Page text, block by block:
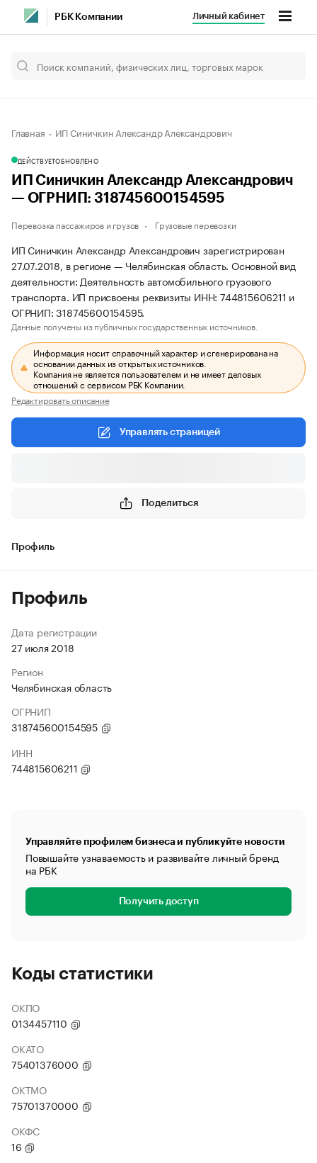
РБК Компании Личный кабинет
Главная ИП Синичкин Александр Александрович
ДЕЙСТВУЕТОБНОВЛЕНО
ИП Синичкин Александр Александрович
— ОГРНИП: 318745600154595
Перевозка пассажиров и грузов Грузовые перевозки
ИП Синичкин Александр Александрович зарегистрирован
27.07.2018, в регионе — Челябинская область. Основной вид
деятельности: Деятельность автомобильного грузового
транспорта. ИП присвоены реквизиты ИНН: 744815606211 и
ОГРНИП: 318745600154595.
Данные получены из публичных государственных источников.
Информация носит справочный характер и сгенерирована на
основании данных из открытых источников.
Компания не является пользователем и не имеет деловых
отношений с сервисом РБК Компании.
Редактировать описание
Управлять страницей
Поделиться
Профиль
Профиль
Дата регистрации
27 июля 2018
Регион
Челябинская область
ОГРНИП
318745600154595
ИНН
744815606211
Управляйте профилем бизнеса и публикуйте новости
Повышайте узнаваемость и развивайте личный бренд
на РБК
Получить доступ
Коды статистики
ОКПО
0134457110
ОКАТО
75401376000
ОКТМО
75701370000
ОКФС
16